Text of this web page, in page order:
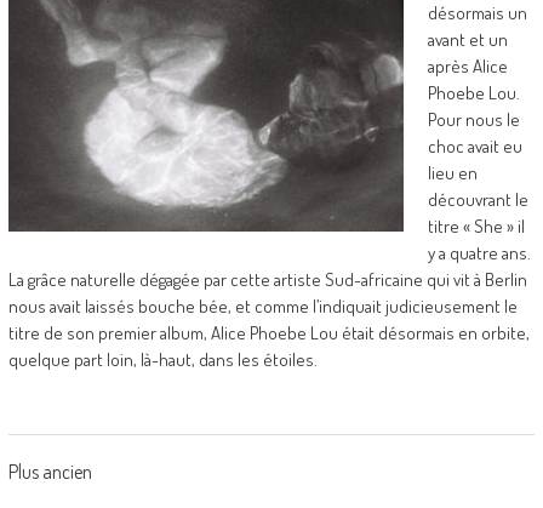
désormais un
avant et un
après Alice
Phoebe Lou.
Pour nous le
choc avait eu
lieu en
découvrant le
titre « She » il
y a quatre ans.
La grâce naturelle dégagée par cette artiste Sud-africaine qui vit à Berlin
nous avait laissés bouche bée, et comme l’indiquait judicieusement le
titre de son premier album, Alice Phoebe Lou était désormais en orbite,
quelque part loin, là-haut, dans les étoiles.
Posts
Plus ancien